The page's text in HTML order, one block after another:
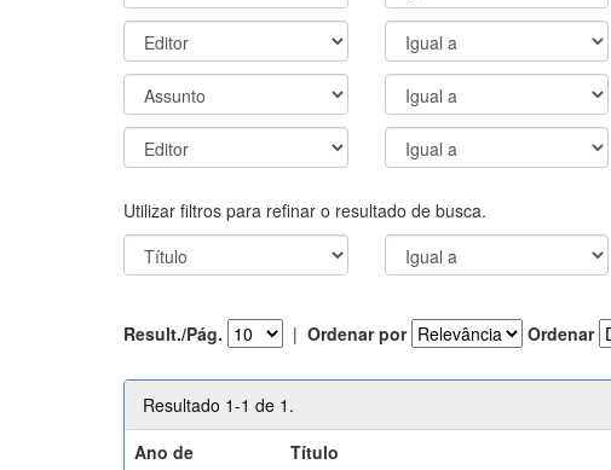
Utilizar filtros para refinar o resultado de busca.
Result./Pág. | Ordenar por Ordenar
Resultado 1-1 de 1.
Ano de
Título